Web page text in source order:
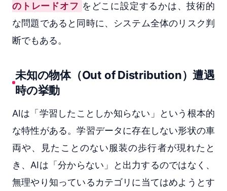
のトレードオフ をどこに設定するかは、技術的
な問題であると同時に、システム全体のリスク判
断でもある。
未知の物体（Out of Distribution）遭遇
時の挙動
AIは「学習したことしか知らない」という根本的
な特性がある。学習データに存在しない形状の車
両や、見たことのない服装の歩行者が現れたと
き、AIは「分からない」と出力するのではなく、
無理やり知っているカテゴリに当てはめようとす